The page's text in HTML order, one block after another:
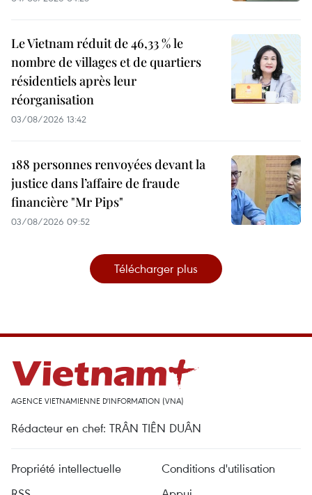
Le Vietnam réduit de 46,33 % le
nombre de villages et de quartiers
résidentiels après leur
réorganisation
03/08/2026 13:42
188 personnes renvoyées devant la
justice dans l’affaire de fraude
financière "Mr Pips"
03/08/2026 09:52
Télécharger plus
AGENCE VIETNAMIENNE D'INFORMATION (VNA)
Rédacteur en chef: TRÂN TIÊN DUÂN
Propriété intellectuelle
Conditions d'utilisation